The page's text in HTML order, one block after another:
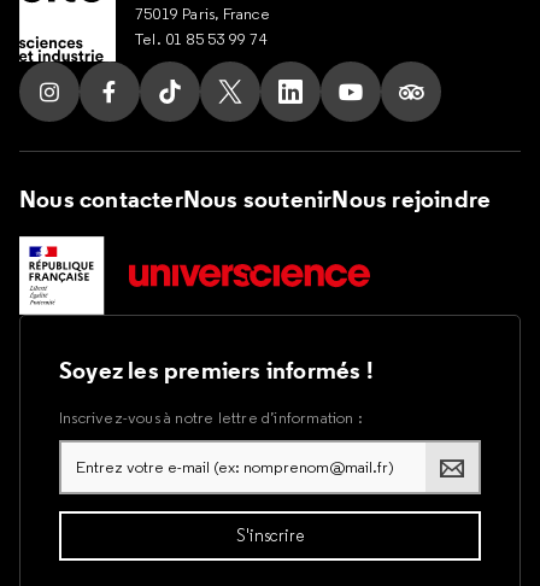
75019 Paris, France
Tel. 01 85 53 99 74
Suivez nous sur Instagram
Suivez nous sur Facebook
Suivez nous sur Tik Tok
Suivez nous sur X
Suivez nous sur LinkedIn
Suivez nous sur
Suivez nous
Nous contacterNous soutenirNous rejoindre
Soyez les premiers informés !
Inscrivez-vous à notre lettre d’information :